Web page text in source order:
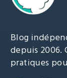
Blog
depuis 2006.
pratiques